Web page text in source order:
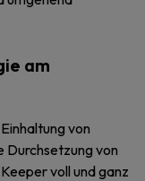
am
von
von
voll und ganz